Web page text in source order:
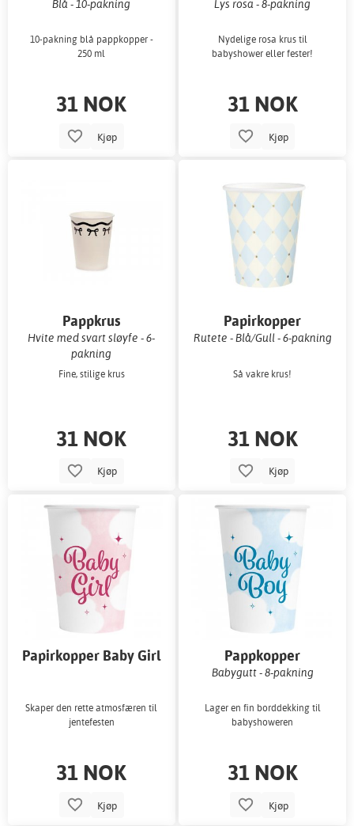
Blå - 10-pakning
10-pakning blå pappkopper -
250 ml
31 NOK
Kjøp
Lys rosa - 8-pakning
Nydelige rosa krus til
babyshower eller fester!
31 NOK
Kjøp
Pappkrus
Hvite med svart sløyfe - 6-
pakning
Fine, stilige krus
31 NOK
Kjøp
Papirkopper
Rutete - Blå/Gull - 6-pakning
Så vakre krus!
31 NOK
Kjøp
Papirkopper Baby Girl
Skaper den rette atmosfæren til
jentefesten
31 NOK
Kjøp
Pappkopper
Babygutt - 8-pakning
Lager en fin borddekking til
babyshoweren
31 NOK
Kjøp